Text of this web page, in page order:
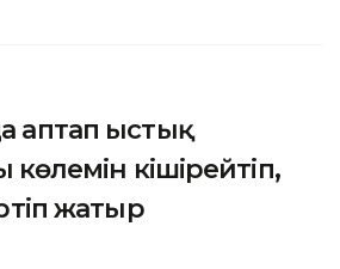
аптап ыстық
көлемін кішірейтіп,
жатыр